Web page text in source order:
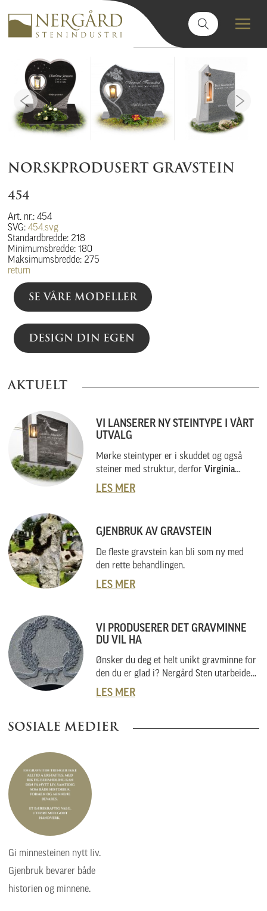
NORSKPRODUSERT GRAVSTEIN
454
Art. nr.: 454
SVG:454.svg
Standardbredde: 218
Minimumsbredde: 180
Maksimumsbredde: 275
return
SE VÅRE MODELLER
DESIGN DIN EGEN
AKTUELT
VI LANSERER NY STEINTYPE I VÅRT
UTVALG
Mørke steintyper er i skuddet og også
steiner med struktur, derfor Virginia
Black.
LES MER
GJENBRUK AV GRAVSTEIN
De fleste gravstein kan bli som ny med
den rette behandlingen.
LES MER
VI PRODUSERER DET GRAVMINNE
DU VIL HA
Ønsker du deg et helt unikt gravminne for
den du er glad i? Nergård Sten utarbeider
også helt unike gravminner i samarbeid
med kunder. Vi skal her forklare hvordan
om du har noe helt spesielt i tankene.
LES MER
SOSIALE MEDIER
Gi minnesteinen nytt liv.
Gjenbruk bevarer både
historien og minnene.